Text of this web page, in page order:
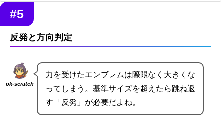
#5
反発と方向判定
ok-scratch
力を受けたエンブレムは際限なく大きくな
ってしまう。基準サイズを超えたら跳ね返
す「反発」が必要だよね。